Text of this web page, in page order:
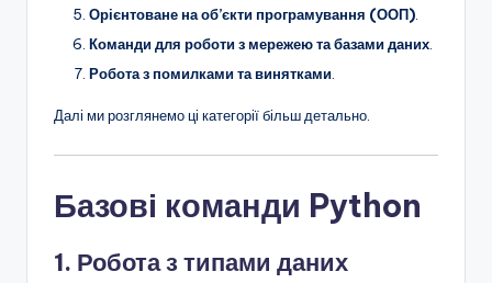
Орієнтоване на об’єкти програмування (ООП)
Команди для роботи з мережею та базами даних
Робота з помилками та винятками
Далі ми розглянемо ці категорії більш детально.
Базові команди Python
1. Робота з типами даних